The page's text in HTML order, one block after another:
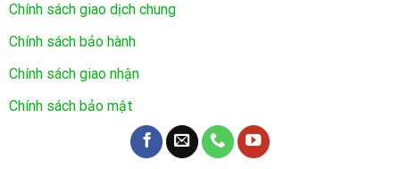
Chức năng mã số ảo:
Tích hợp mã số ảo khi sử dụng mật mã mở cửa:
gồm mã số thật khi mở khóa bằng mật mã, qua đó
ngăn được kẻ gian đánh cắp mật mã bằng cách truy
dấu vân tay trên bàn phím của khoá.
Chức năng cảnh báo pin yếu:
Chính sách giao dịch chung
Chính sách bảo hành
Chính sách giao nhận
Chính sách bảo mật